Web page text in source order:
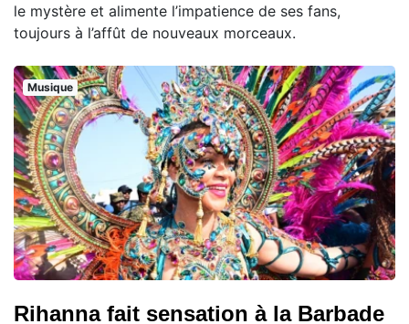
le mystère et alimente l’impatience de ses fans,
toujours à l’affût de nouveaux morceaux.
Musique
Rihanna fait sensation à la Barbade